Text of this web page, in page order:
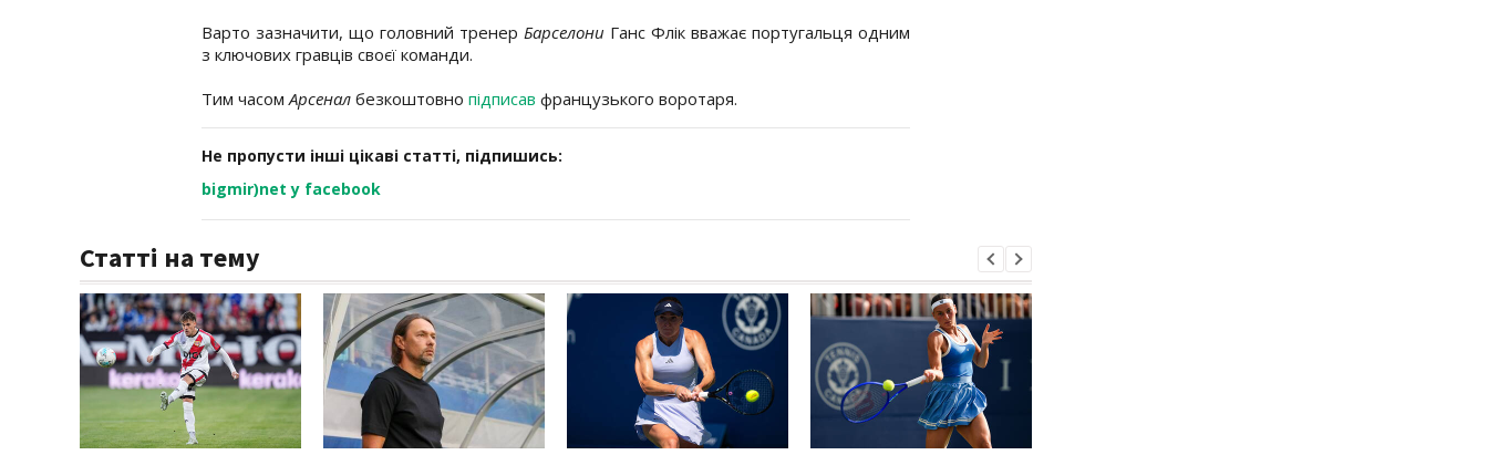
Варто зазначити, що головний тренер Барселони Ганс Флік вважає португальця одним
з ключових гравців своєї команди.
Тим часом Арсенал безкоштовно підписав французького воротаря.
Не пропусти інші цікаві статті, підпишись:
bigmir)net у facebook
Статті на тему